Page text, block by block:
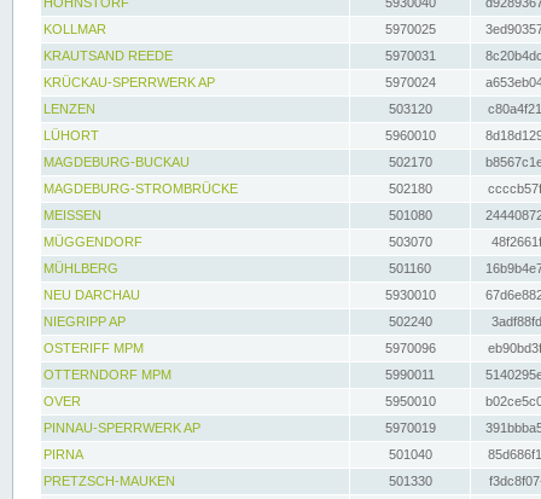
KOLLMAR
5970025
KRAUTSAND REEDE
5970031
KRÜCKAU-SPERRWERK AP
5970024
LENZEN
503120
LÜHORT
5960010
MAGDEBURG-BUCKAU
502170
MAGDEBURG-STROMBRÜCKE
502180
MEISSEN
501080
MÜGGENDORF
503070
MÜHLBERG
501160
NEU DARCHAU
5930010
NIEGRIPP AP
502240
OSTERIFF MPM
5970096
OTTERNDORF MPM
5990011
OVER
5950010
PINNAU-SPERRWERK AP
5970019
PIRNA
501040
PRETZSCH-MAUKEN
501330